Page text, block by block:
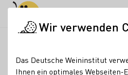
Wir verwenden
Das Deutsche Weininstitut
Ihnen ein optimales Webseiten-